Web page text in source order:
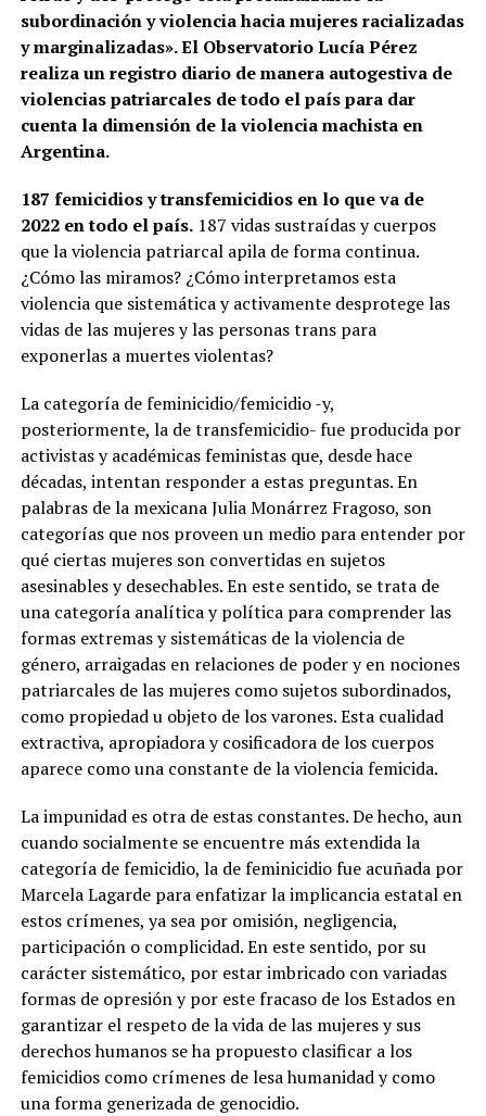
subordinación y violencia hacia mujeres racializadas
y marginalizadas». El Observatorio Lucía Pérez
realiza un registro diario de manera autogestiva de
violencias patriarcales de todo el país para dar
cuenta la dimensión de la violencia machista en
Argentina.
187 femicidios y transfemicidios en lo que va de
2022 en todo el país.187 vidas sustraídas y cuerpos
que la violencia patriarcal apila de forma continua.
¿Cómo las miramos? ¿Cómo interpretamos esta
violencia que sistemática y activamente desprotege las
vidas de las mujeres y las personas trans para
exponerlas a muertes violentas?
La categoría de feminicidio/femicidio -y,
posteriormente, la de transfemicidio- fue producida por
activistas y académicas feministas que, desde hace
décadas, intentan responder a estas preguntas. En
palabras de la mexicana Julia Monárrez Fragoso, son
categorías que nos proveen un medio para entender por
qué ciertas mujeres son convertidas en sujetos
asesinables y desechables. En este sentido, se trata de
una categoría analítica y política para comprender las
formas extremas y sistemáticas de la violencia de
género, arraigadas en relaciones de poder y en nociones
patriarcales de las mujeres como sujetos subordinados,
como propiedad u objeto de los varones. Esta cualidad
extractiva, apropiadora y cosificadora de los cuerpos
aparece como una constante de la violencia femicida.
La impunidad es otra de estas constantes. De hecho, aun
cuando socialmente se encuentre más extendida la
categoría de femicidio, la de feminicidio fue acuñada por
Marcela Lagarde para enfatizar la implicancia estatal en
estos crímenes, ya sea por omisión, negligencia,
participación o complicidad. En este sentido, por su
carácter sistemático, por estar imbricado con variadas
formas de opresión y por este fracaso de los Estados en
garantizar el respeto de la vida de las mujeres y sus
derechos humanos se ha propuesto clasificar a los
femicidios como crímenes de lesa humanidad y como
una forma generizada de genocidio.